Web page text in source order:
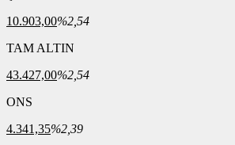
10.903,00%2,54
TAM ALTIN
43.427,00%2,54
ONS
4.341,35%2,39